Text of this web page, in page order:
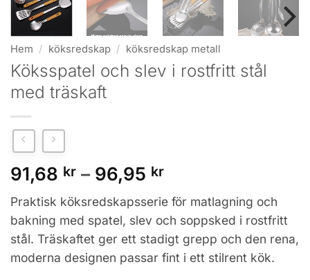
Hem / köksredskap / köksredskap metall
Köksspatel och slev i rostfritt stål
med träskaft
91,68 kr – 96,95 krPrisintervall:
91,68 kr
till
96,95 kr
Praktisk köksredskapsserie för matlagning och
bakning med spatel, slev och soppsked i rostfritt
stål. Träskaftet ger ett stadigt grepp och den rena,
moderna designen passar fint i ett stilrent kök.